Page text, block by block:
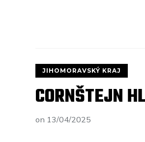
JIHOMORAVSKÝ KRAJ
CORNŠTEJN
on 13/04/2025